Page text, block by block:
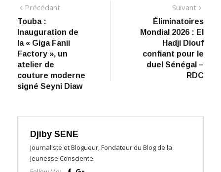
Navigation
de
l’article
PrécédantPrécédant:
Touba :
Inauguration de
la « Giga Fanii
Factory », un
atelier de
couture moderne
signé Seyni Diaw
Suivant
Éliminatoires
Mondial 2026 : El
Hadji Diouf
confiant pour le
duel Sénégal –
RDC
Djiby SENE
Journaliste et Blogueur, Fondateur du Blog de la
Jeunesse Consciente.